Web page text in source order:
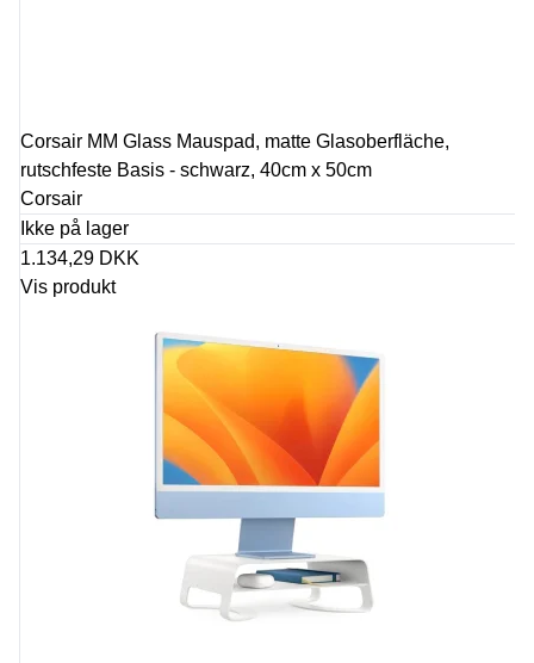
Corsair MM Glass Mauspad, matte Glasoberfläche,
rutschfeste Basis - schwarz, 40cm x 50cm
Corsair
Ikke på lager
1.134,29 DKK
Vis produkt